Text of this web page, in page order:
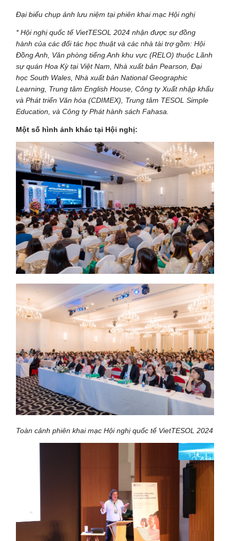
Đại biểu chụp ảnh lưu niệm tại phiên khai mạc Hội nghị
* Hội nghị quốc tế VietTESOL 2024 nhận được sự đồng
hành của các đối tác học thuật và các nhà tài trợ gồm: Hội
Đồng Anh,
Văn phòng tiếng Anh khu vực (RELO) thuộc Lãnh
sự quán Hoa Kỳtại Việt Nam , Nhà xuất bản Pearson, Đại
học South Wales,Nhà xuất bản National Geographic
Learning, Trung tâm English House, Công ty Xuất nhập khẩu
và Phát triển Văn hóa (CDIMEX), Trung tâm TESOL Simple
Education , vàCông ty Phát hành sách Fahasa.
Một số hình ảnh khác tại Hội nghị:
Toàn cảnh phiên khai mạc Hội nghị quốc tế VietTESOL 2024